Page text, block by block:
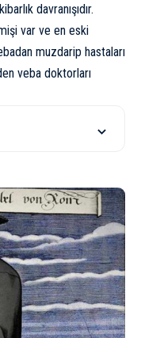
davranışıdır.
var ve en eski
dan muzdarip hastaları
veba doktorları